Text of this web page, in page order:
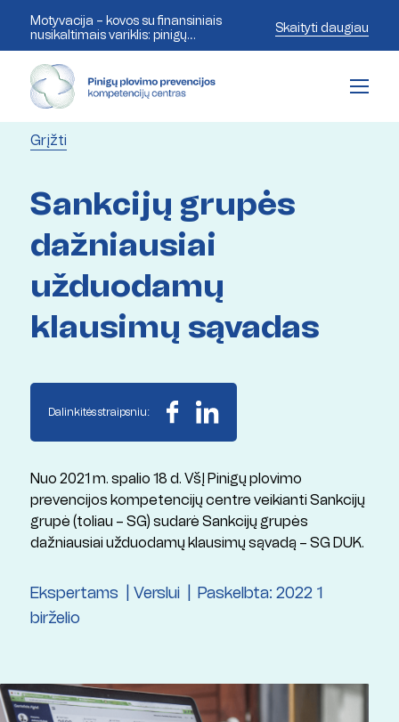
Motyvacija – kovos su finansiniais
nusikaltimais variklis: pinigų
plovimo prevencijos ekspertai
aptaria šiandienos iššūkius
Skaityti daugiau
Grįžti
Sankcijų grupės
dažniausiai
užduodamų
klausimų sąvadas
Dalinkitės straipsniu:
Nuo 2021 m. spalio 18 d. VšĮ Pinigų plovimo
prevencijos kompetencijų centre veikianti Sankcijų
grupė (toliau – SG) sudarė Sankcijų grupės
dažniausiai užduodamų klausimų sąvadą – SG DUK.
Ekspertams Verslui
Paskelbta: 2022 1
birželio